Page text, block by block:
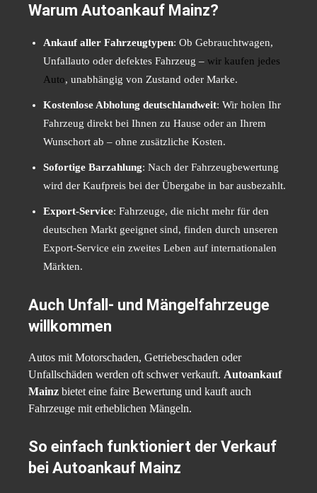
Warum Autoankauf Mainz?
Ankauf aller Fahrzeugtypen: Ob Gebrauchtwagen,
Unfallauto oder defektes Fahrzeug – wir kaufen jedes
Auto, unabhängig von Zustand oder Marke.
Kostenlose Abholung deutschlandweit: Wir holen Ihr
Fahrzeug direkt bei Ihnen zu Hause oder an Ihrem
Wunschort ab – ohne zusätzliche Kosten.
Sofortige Barzahlung: Nach der Fahrzeugbewertung
wird der Kaufpreis bei der Übergabe in bar ausbezahlt.
Export-Service: Fahrzeuge, die nicht mehr für den
deutschen Markt geeignet sind, finden durch unseren
Export-Service ein zweites Leben auf internationalen
Märkten.
Auch Unfall- und Mängelfahrzeuge
willkommen
Autos mit Motorschaden, Getriebeschaden oder
Unfallschäden werden oft schwer verkauft. Autoankauf
Mainz bietet eine faire Bewertung und kauft auch
Fahrzeuge mit erheblichen Mängeln.
So einfach funktioniert der Verkauf
bei Autoankauf Mainz